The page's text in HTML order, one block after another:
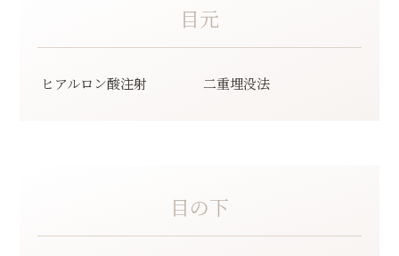
目元
ヒアルロン酸注射 ⼆重埋没法
目の下